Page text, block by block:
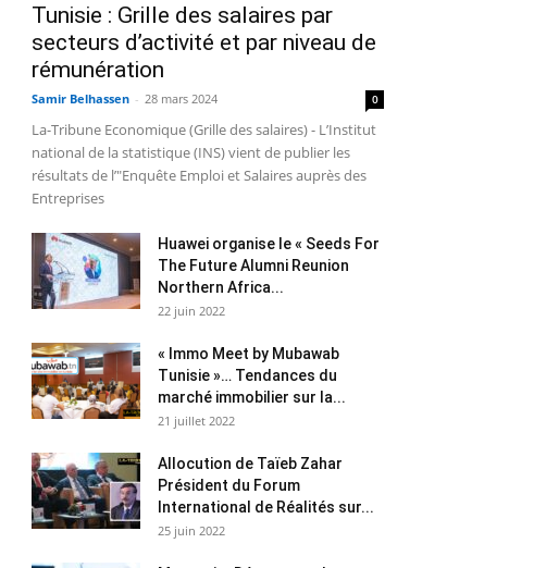
Tunisie : Grille des salaires par
secteurs d’activité et par niveau de
rémunération
Samir Belhassen - 28 mars 2024 0
La-Tribune Economique (Grille des salaires) - L’Institut
national de la statistique (INS) vient de publier les
résultats de l’"Enquête Emploi et Salaires auprès des
Entreprises
Huawei organise le « Seeds For
The Future Alumni Reunion
Northern Africa...
22 juin 2022
« Immo Meet by Mubawab
Tunisie »… Tendances du
marché immobilier sur la...
21 juillet 2022
Allocution de Taïeb Zahar
Président du Forum
International de Réalités sur...
25 juin 2022